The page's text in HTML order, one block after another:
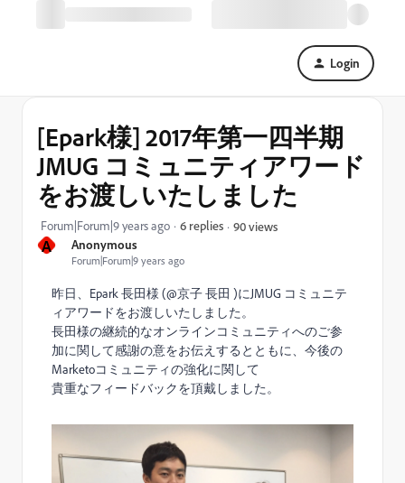
Login
A Anonymous
Forum|Forum|9 years ago
[Epark様] 2017年第一四半期
JMUG コミュニティアワード
をお渡しいたしました
Forum|Forum|9 years ago 6 replies 90 views
昨日、Epark 長田様 (@京子 長田​ )にJMUG コミュニテ
ィアワードをお渡しいたしました。
長田様の継続的なオンラインコミュニティへのご参
加に関して感謝の意をお伝えするとともに、今後の
Marketoコミュニティの強化に関して
貴重なフィードバックを頂戴しました。